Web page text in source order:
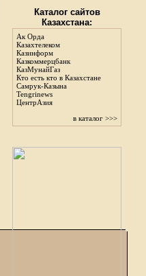
Каталог сайтов
Казахстана:
Ак Орда
Казахтелеком
Казинформ
Казкоммерцбанк
КазМунайГаз
Кто есть кто в Казахстане
Самрук-Казына
Tengrinews
ЦентрАзия
в каталог >>>